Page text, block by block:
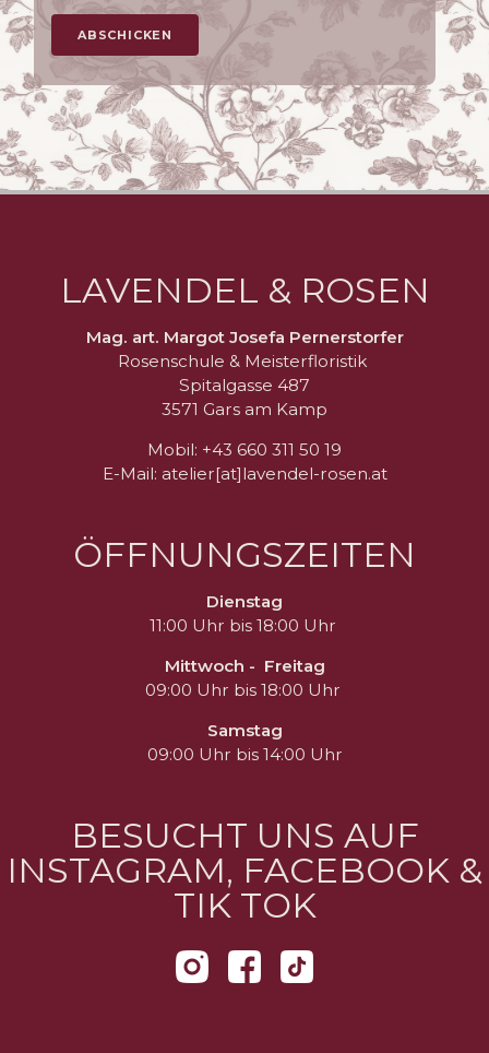
LAVENDEL & ROSEN
Mag. art. Margot Josefa Pernerstorfer
Rosenschule & Meisterfloristik
Spitalgasse 487
3571 Gars am Kamp
Mobil: +43 660 311 50 19
E-Mail: atelier[at]lavendel-rosen.at
ÖFFNUNGSZEITEN
Dienstag
11:00 Uhr bis 18:00 Uhr
Mittwoch - Freitag
09:00 Uhr bis 18:00 Uhr
Samstag
09:00 Uhr bis 14:00 Uhr
BESUCHT UNS AUF
INSTAGRAM, FACEBOOK &
TIK TOK